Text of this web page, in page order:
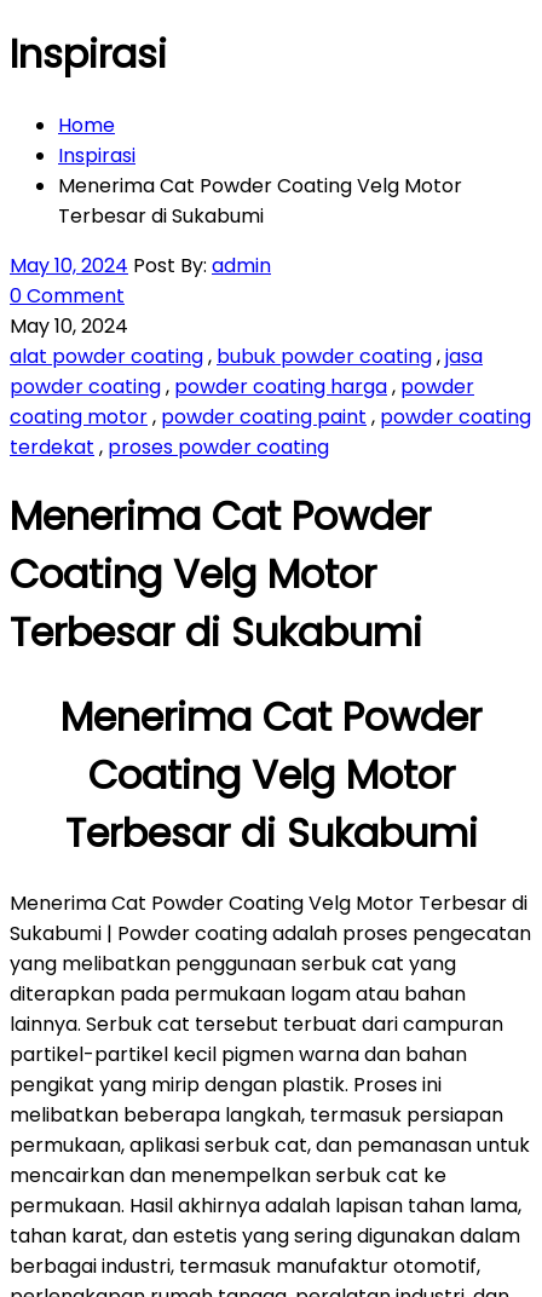
Inspirasi
Home
Inspirasi
Menerima Cat Powder Coating Velg Motor
Terbesar di Sukabumi
May 10, 2024 Post By: admin
0 Comment
May 10, 2024
alat powder coating, bubuk powder coating,jasa
powder coating, powder coating harga, powder
coating motor, powder coating paint , powder coating
terdekat , proses powder coating
Menerima Cat Powder
Coating Velg Motor
Terbesar di Sukabumi
Menerima Cat Powder
Coating Velg Motor
Terbesar di Sukabumi
Menerima Cat Powder Coating Velg Motor Terbesar di
Sukabumi | Powder coating adalah proses pengecatan
yang melibatkan penggunaan serbuk cat yang
diterapkan pada permukaan logam atau bahan
lainnya. Serbuk cat tersebut terbuat dari campuran
partikel-partikel kecil pigmen warna dan bahan
pengikat yang mirip dengan plastik. Proses ini
melibatkan beberapa langkah, termasuk persiapan
permukaan, aplikasi serbuk cat, dan pemanasan untuk
mencairkan dan menempelkan serbuk cat ke
permukaan. Hasil akhirnya adalah lapisan tahan lama,
tahan karat, dan estetis yang sering digunakan dalam
berbagai industri, termasuk manufaktur otomotif,